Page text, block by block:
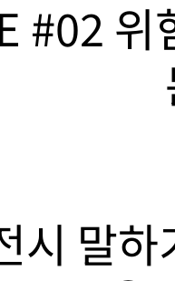
#02 위
시 말